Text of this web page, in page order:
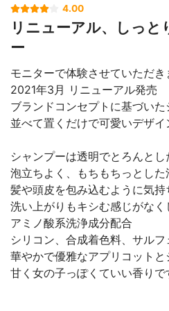
4.00
リニューアル、しっ
ー
モニターで体験させていただき
2021年3月 リニューアル発売
ブランドコンセプトに基づい
並べて置くだけで可愛いデザイ
シャンプーは透明でとろんと
泡立ちよく、もちもちっとした
髪や頭皮を包み込むように気
洗い上がりもキシむ感じがなく
アミノ酸系洗浄成分配合
シリコン、合成着色料、サル
華やかで優雅なアプリコットと
甘く女の子っぽくていい香りで